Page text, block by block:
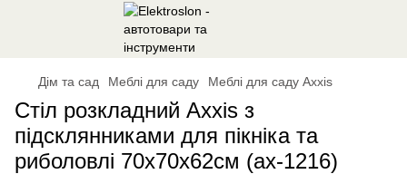
Дім та сад Меблі для саду Меблі для саду Axxis
Стіл розкладний Axxis з
підсклянниками для пікніка та
риболовлі 70х70х62см (ax-1216)